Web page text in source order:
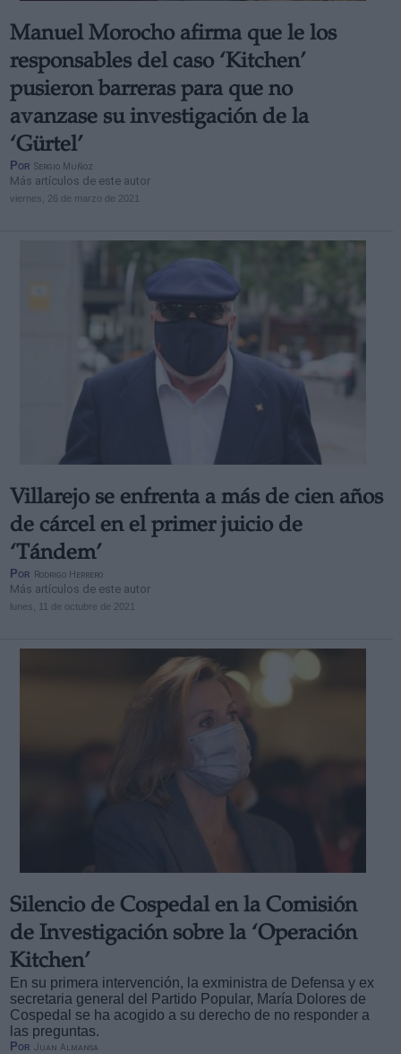
Manuel Morocho afirma que le los
responsables del caso ‘Kitchen’
pusieron barreras para que no
avanzase su investigación de la
‘Gürtel’
Por Sergio Muñoz
Más artículos de este autor
viernes, 26 de marzo de 2021
Villarejo se enfrenta a más de cien años
de cárcel en el primer juicio de
‘Tándem’
Por Rodrigo Herrero
Más artículos de este autor
lunes, 11 de octubre de 2021
Silencio de Cospedal en la Comisión
de Investigación sobre la ‘Operación
Kitchen’
En su primera intervención, la exministra de Defensa y ex
secretaria general del Partido Popular, María Dolores de
Cospedal se ha acogido a su derecho de no responder a
las preguntas.
Por Juan Almansa